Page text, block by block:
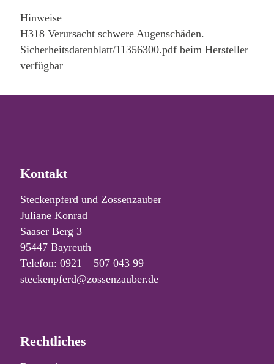
Hinweise
H318 Verursacht schwere Augenschäden.
Sicherheitsdatenblatt/11356300.pdf beim Hersteller
verfügbar
Kontakt
Steckenpferd und Zossenzauber
Juliane Konrad
Saaser Berg 3
95447 Bayreuth
Telefon: 0921 – 507 043 99
steckenpferd@zossenzauber.de
Rechtliches